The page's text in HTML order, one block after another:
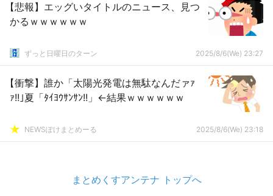
【悲報】エッグいタイトルのニュース、見つ
かるｗｗｗｗｗｗ
ずっと日曜日のターン 2025/8/6(We) 23:27
【衝撃】誰か「太陽光発電は無駄なんだァｧ
ｧ!!｣夏「ﾀｲﾖｳｻﾝｻﾝ!!」←結果ｗｗｗｗｗｗ
NEWSぽけまとめーる 2025/8/6(We) 23:18
まとめくすアンテナ トップへ